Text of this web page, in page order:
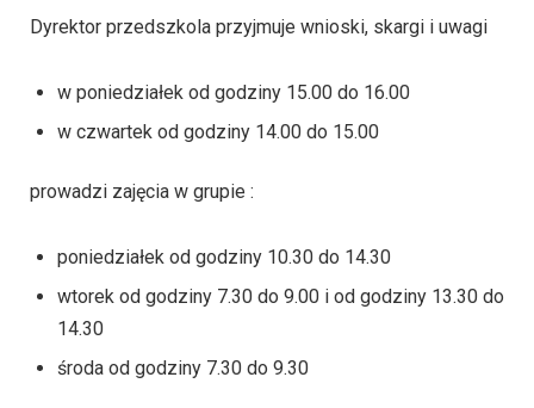
Dyrektor przedszkola przyjmuje wnioski, skargi i uwagi
w poniedziałek od godziny 15.00 do 16.00
w czwartek od godziny 14.00 do 15.00
prowadzi zajęcia w grupie :
poniedziałek od godziny 10.30 do 14.30
wtorek od godziny 7.30 do 9.00 i od godziny 13.30 do
14.30
środa od godziny 7.30 do 9.30